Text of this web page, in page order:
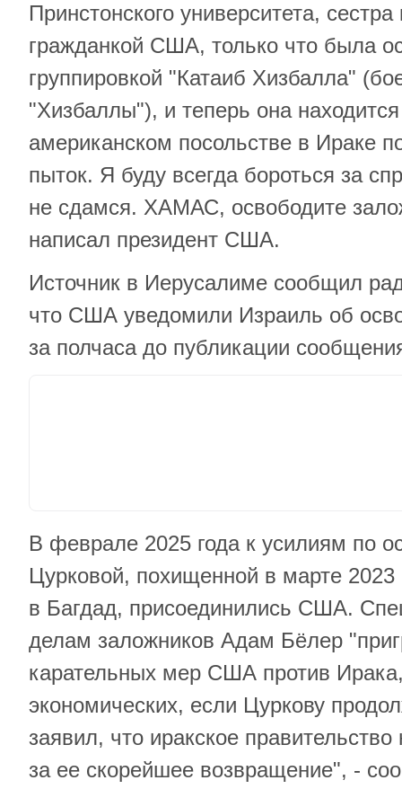
Принстонского университета,
гражданкой США, только что была
группировкой "Катаиб Хизбалла"
"Хизбаллы"), и теперь она
американском посольстве в Ираке
пыток. Я буду всегда бороться за
не сдамся. ХАМАС, освободите
написал президент США.
Источник в Иерусалиме сообщил
что США уведомили Израиль об
за полчаса до публикации
В феврале 2025 года к усилиям по
Цурковой, похищенной в марте 2023
в Багдад, присоединились США.
делам заложников Адам Бёлер
карательных мер США против
экономических, если Цуркову
заявил, что иракское правительство
за ее скорейшее возвращение", -